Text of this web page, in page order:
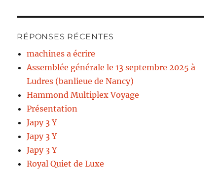
RÉPONSES RÉCENTES
machines a écrire
Assemblée générale le 13 septembre 2025 à
Ludres (banlieue de Nancy)
Hammond Multiplex Voyage
Présentation
Japy 3 Y
Japy 3 Y
Japy 3 Y
Royal Quiet de Luxe